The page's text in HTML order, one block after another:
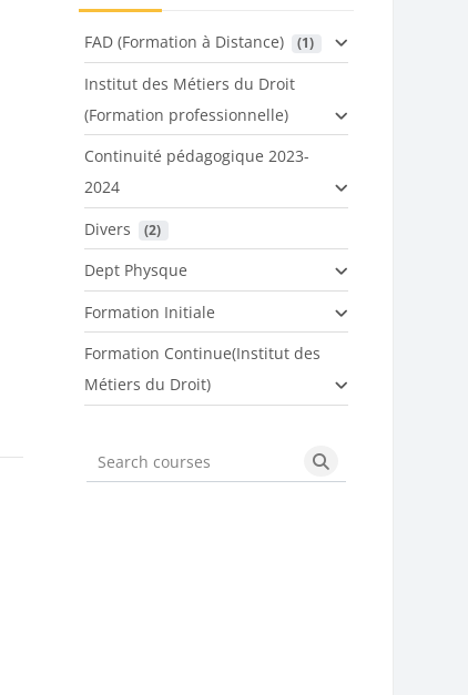
FAD (Formation à Distance) (1)
Institut des Métiers du Droit
(Formation professionnelle)
Continuité pédagogique 2023-
2024
Divers
(2)
Dept Physque
Formation Initiale
Formation Continue(Institut des
Métiers du Droit)
Search courses Search courses